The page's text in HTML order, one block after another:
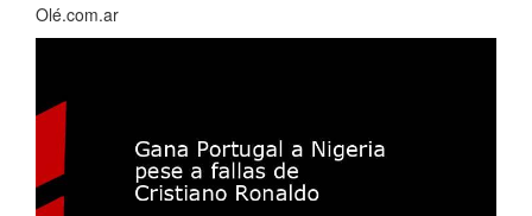
Olé.com.ar